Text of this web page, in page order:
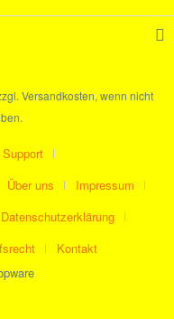
Versandkosten, wenn nicht
Über uns
Impressum
Datenschutzerklärung
Kontakt